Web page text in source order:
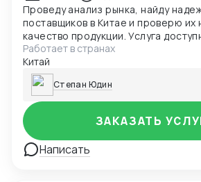
Проведу анализ рынка, найду
поставщиков в Китае и проверю их
качество продукции. Услуга
городе Китая по запросу.
Работает в странах
Китай
Степан Юдин
Написать
ЗАКАЗАТЬ